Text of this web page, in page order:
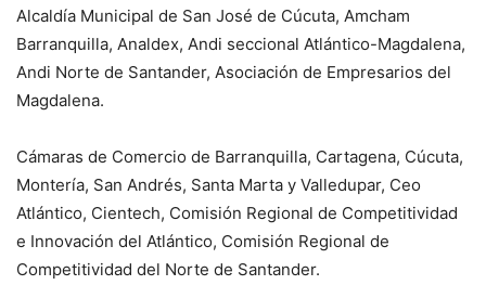
Alcaldía Municipal de San José de Cúcuta, Amcham
Barranquilla, Analdex, Andi seccional Atlántico-Magdalena,
Andi Norte de Santander, Asociación de Empresarios del
Magdalena.
Cámaras de Comercio de Barranquilla, Cartagena, Cúcuta,
Montería, San Andrés, Santa Marta y Valledupar, Ceo
Atlántico, Cientech, Comisión Regional de Competitividad
e Innovación del Atlántico, Comisión Regional de
Competitividad del Norte de Santander.